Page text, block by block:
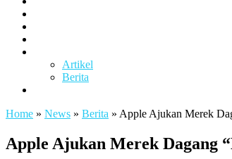
Artikel
Berita
Home » News » Berita » Apple Ajukan Merek
Apple Ajukan Merek Dagang